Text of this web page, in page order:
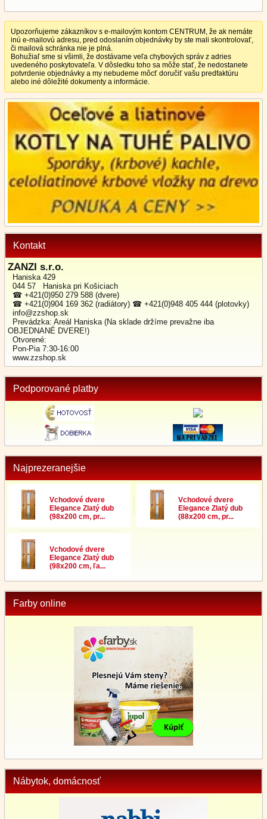
Upozorňujeme zákazníkov s e-mailovým kontom CENTRUM, že ak nemáte
inú e-mailovú adresu, pred odoslaním objednávky by ste mali skontrolovať,
či mailová schránka nie je plná.
Bohužiaľ sme si všimli, že dostávame veľa chybových správ z adries
uvedeného poskytovateľa. V dôsledku toho sa môže stať, že nedostanete
potvrdenie objednávky a my nebudeme môcť doručiť vašu predfaktúru
alebo iné dôležité dokumenty a informácie.
Kontakt
ZANZI s.r.o.
Haniska 429
044 57 Haniska pri Košiciach
☎ +421(0)950 279 588 (dvere)
☎ +421(0)904 169 362 (radiátory) ☎ +421(0)948 405 444 (plotovky)
info@zzshop.sk
Prevádzka: Areál Haniska (Na sklade držíme prevažne iba
OBJEDNANÉ DVERE!)
Otvorené:
Pon-Pia 7:30-16:00
www.zzshop.sk
Podporované platby
Najprezeranejšie
Vchodové dvere
Elegance Zlatý dub
(98x200 cm, pr...
Vchodové dvere
Elegance Zlatý dub
(88x200 cm, pr...
Vchodové dvere
Elegance Zlatý dub
(98x200 cm, ľa...
Farby online
Nábytok, domácnosť